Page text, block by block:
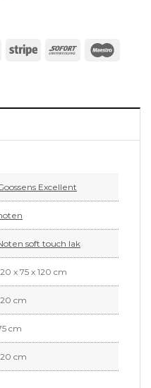
Excellent
soft touch lak
x 75 x 120 cm
cm
cm
cm